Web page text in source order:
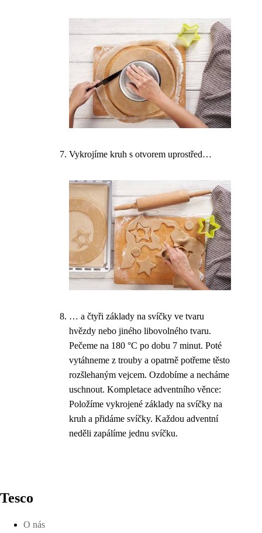
Vykrojíme kruh s otvorem uprostřed…
… a čtyři základy na svíčky ve tvaru
hvězdy nebo jiného libovolného tvaru.
Pečeme na 180 °C po dobu 7 minut. Poté
vytáhneme z trouby a opatrně potřeme těsto
rozšlehaným vejcem. Ozdobíme a necháme
uschnout. Kompletace adventního věnce:
Položíme vykrojené základy na svíčky na
kruh a přidáme svíčky. Každou adventní
neděli zapálíme jednu svíčku.
Tesco
O nás